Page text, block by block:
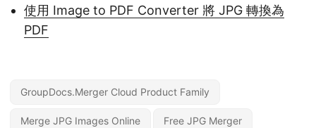
使用 Image to PDF Converter 將 JPG 轉換為
PDF
GroupDocs.Merger Cloud Product Family
Merge JPG Images Online Free JPG Merger